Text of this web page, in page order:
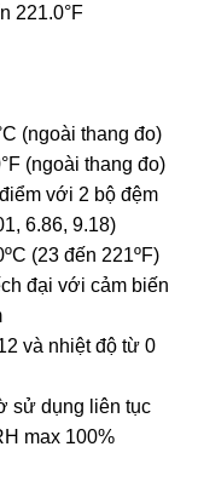
thang đo)
thang đo)
với 2 bộ đệm
6.86, 9.18)
(23 đến 221ºF)
đại với cảm biến
và nhiệt độ từ 0
sử dụng liên tục
max 100%